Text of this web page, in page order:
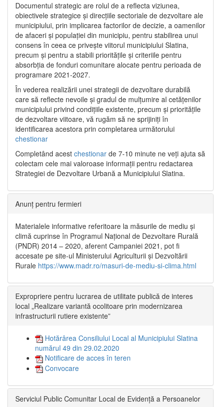
Documentul strategic are rolul de a reflecta viziunea,
obiectivele strategice și direcțiile sectoriale de dezvoltare ale
municipiului, prin implicarea factorilor de decizie, a oamenilor
de afaceri și populației din municipiu, pentru stabilirea unui
consens în ceea ce privește viitorul municipiului Slatina,
precum și pentru a stabili prioritățile și criteriile pentru
absorbția de fonduri comunitare alocate pentru perioada de
programare 2021-2027.
În vederea realizării unei strategii de dezvoltare durabilă
care să reflecte nevoile și gradul de mulțumire al cetățenilor
municipiului privind condițiile existente, precum și prioritățile
de dezvoltare viitoare, vă rugăm să ne sprijiniți în
identificarea acestora prin completarea următorului
chestionar
Completând acest chestionar de 7-10 minute ne veți ajuta să
colectam cele mai valoroase informații pentru redactarea
Strategiei de Dezvoltare Urbană a Municipiului Slatina.
Anunț pentru fermieri
Materialele informative referitoare la măsurile de mediu și
climă cuprinse în Programul Național de Dezvoltare Rurală
(PNDR) 2014 – 2020, aferent Campaniei 2021, pot fi
accesate pe site-ul Ministerului Agriculturii și Dezvoltării
Rurale https://www.madr.ro/masuri-de-mediu-si-clima.html
Expropriere pentru lucrarea de utilitate publică de interes
local „Realizare variantă ocolitoare prin modernizarea
infrastructurii rutiere existente”
Hotărârea Consiliului Local al Municipiului Slatina
numărul 49 din 29.02.2020
Notificare de acces în teren
Convocare
Serviciul Public Comunitar Local de Evidență a Persoanelor